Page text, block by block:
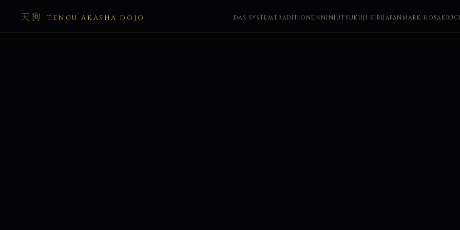
天狗 TENGU AKASHA DOJO DAS SYSTEMTRADITIONEN NINJUTSU KUJI KIRI JAPAN MARK HOSAK